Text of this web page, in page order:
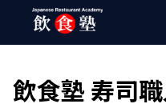
飲食塾 寿司